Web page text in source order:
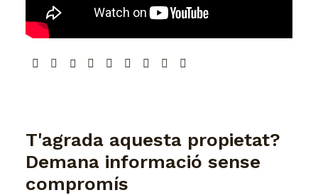
T'agrada aquesta propietat?
Demana informació sense
compromís